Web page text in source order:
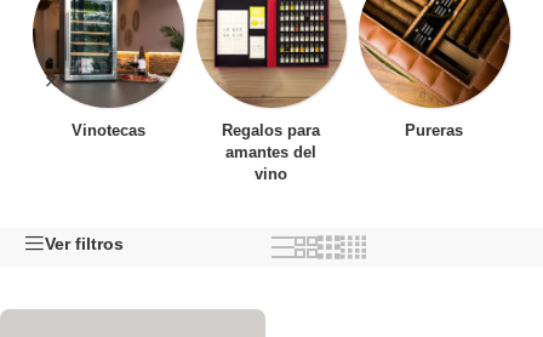
Vinotecas
Regalos para
amantes del
vino
Pureras
Ver filtros